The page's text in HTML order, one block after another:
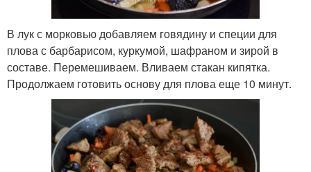
В лук с морковью добавляем говядину и специи для
плова с барбарисом, куркумой, шафраном и зирой в
составе. Перемешиваем. Вливаем стакан кипятка.
Продолжаем готовить основу для плова еще 10 минут.